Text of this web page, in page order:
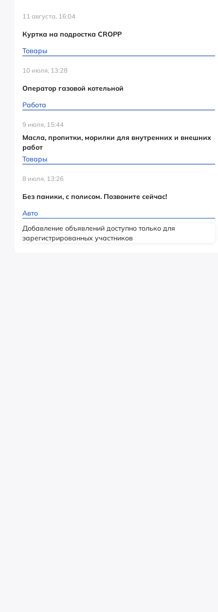
11 августа, 16:04
Куртка на подростка CROPP
Товары
10 июля, 13:28
Оператор газовой котельной
Работа
9 июля, 15:44
Масла, пропитки, морилки для внутренних и внешних
работ
Товары
8 июля, 13:26
Без паники, с полисом. Позвоните сейчас!
Авто
Добавление объявлений доступно только для
зарегистрированных участников